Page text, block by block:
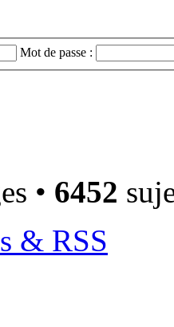
Mot de passe :
• 6452
& RSS